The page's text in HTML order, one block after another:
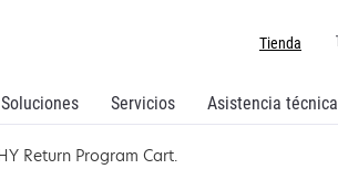
Soluciones Servicios Asistencia técnica
Tienda
Return Program Cart.